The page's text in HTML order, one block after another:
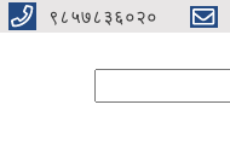
९८५७८३६०२०